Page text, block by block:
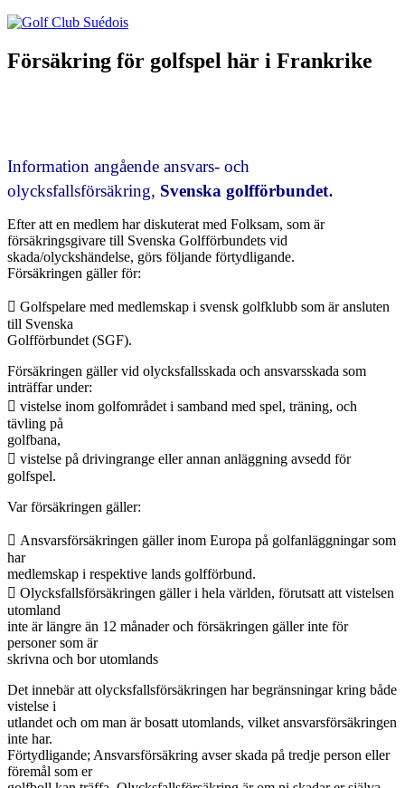
Försäkring för golfspel här i Frankrike
Information angående ansvars- och
olycksfallsförsäkring, Svenska golfförbundet.
Efter att en medlem har diskuterat med Folksam, som är
försäkringsgivare till Svenska Golfförbundets vid
skada/olyckshändelse, görs följande förtydligande.
Försäkringen gäller för:
 Golfspelare med medlemskap i svensk golfklubb som är ansluten
till Svenska
Golfförbundet (SGF).
Försäkringen gäller vid olycksfallsskada och ansvarsskada som
inträffar under:
 vistelse inom golfområdet i samband med spel, träning, och
tävling på
golfbana,
 vistelse på drivingrange eller annan anläggning avsedd för
golfspel.
Var försäkringen gäller:
 Ansvarsförsäkringen gäller inom Europa på golfanläggningar som
har
medlemskap i respektive lands golfförbund.
 Olycksfallsförsäkringen gäller i hela världen, förutsatt att vistelsen
utomland
inte är längre än 12 månader och försäkringen gäller inte för
personer som är
skrivna och bor utomlands
Det innebär att olycksfallsförsäkringen har begränsningar kring både
vistelse i
utlandet och om man är bosatt utomlands, vilket ansvarsförsäkringen
inte har.
Förtydligande; Ansvarsförsäkring avser skada på tredje person eller
föremål som er